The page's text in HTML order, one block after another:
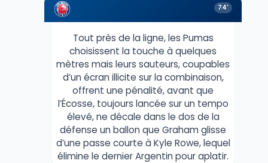
74'
Tout près de la ligne, les Pumas
choisissent la touche à quelques
mètres mais leurs sauteurs, coupables
d’un écran illicite sur la combinaison,
offrent une pénalité, avant que
l’Écosse, toujours lancée sur un tempo
élevé, ne décale dans le dos de la
défense un ballon que Graham glisse
d’une passe courte à Kyle Rowe, lequel
élimine le dernier Argentin pour aplatir.